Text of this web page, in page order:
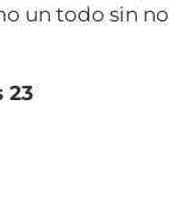
un todo sin
23